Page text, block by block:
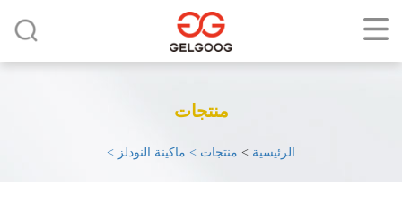
منتجات
الرئيسية > منتجات > ماكينة النودلز >